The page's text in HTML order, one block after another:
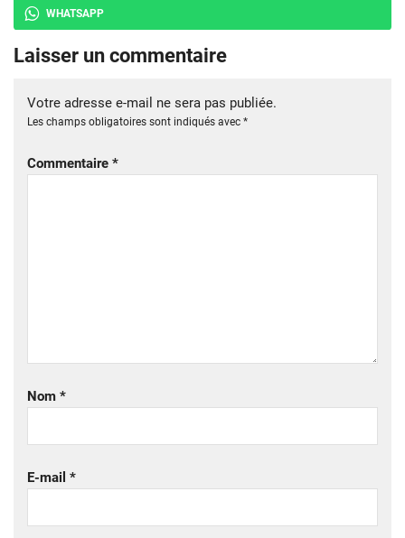
WHATSAPP
Laisser un commentaire
Votre adresse e-mail ne sera pas publiée.
Les champs obligatoires sont indiqués avec *
Commentaire *
Nom *
E-mail *